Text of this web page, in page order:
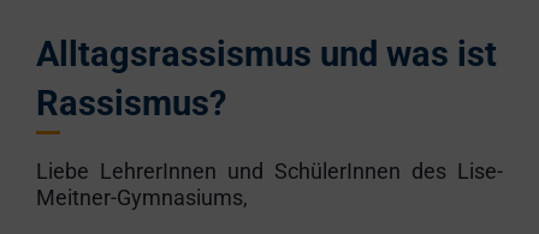
Alltagsrassismus und was ist
Rassismus?
Liebe LehrerInnen und SchülerInnen des Lise-
Meitner-Gymnasiums,